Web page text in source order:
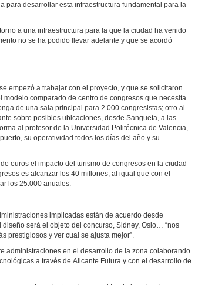
para desarrollar esta infraestructura fundamental para la
a una infraestructura para la que la ciudad ha venido
no se ha podido llevar adelante y que se acordó
empezó a trabajar con el proyecto, y que se solicitaron
comparado de centro de congresos que necesita
de una sala principal para 2.000 congresistas; otro al
sobre posibles ubicaciones, desde Sangueta, a las
al profesor de la Universidad Politécnica de Valencia,
su operatividad todos los días del año y su
euros el impacto del turismo de congresos en la ciudad
es alcanzar los 40 millones, al igual que con el
los 25.000 anuales.
implicadas están de acuerdo desde
será el objeto del concurso, Sidney, Oslo… “nos
prestigiosos y ver cual se ajusta mejor”.
administraciones en el desarrollo de la zona colaborando
a través de Alicante Futura y con el desarrollo de